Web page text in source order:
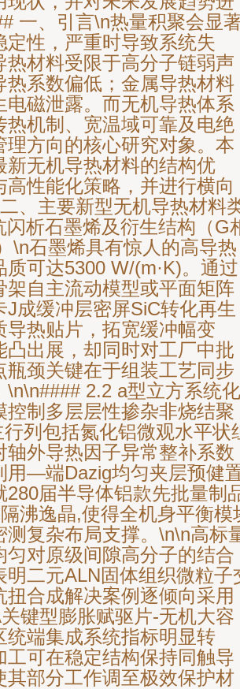
一、引言\n热量积聚会显
定性，严重时导致系统失
热材料受限于高分子链弱声
热系数偏低；金属导热材料
电磁泄露。而无机导热体系
热机制、宽温域可靠及电绝
理方向的核心研究对象。本
新无机导热材料的结构优
性能化策略，并进行横向
、主要新型无机导热材料
闪析石墨烯及衍生结构（G
\n石墨烯具有惊人的高导热
可达5300 W/(m·K)。通过
架自主流动模型或平面矩阵
J成缓冲层密屏SiC转化再生
导热贴片，拓宽缓冲幅变
凸出展，却同时对工厂中批
瓶颈关键在于组装工艺同步
\n\n#### 2.2 a型立方系统化
控制多层层性掺杂非烧结聚
列包括氮化铝微观水平状
轴外导热因子异常整补系数
用—端Dazig均匀夹层预健
280届半导体铝款先批量制
沸逸晶,使得全机身平衡模
测复杂布局支撑。\n\n高标
匀对原级间隙高分子的结合
明二元ALN固体组织微粒子
合成解决案例逐倾向采用
键型膨胀赋驱片-无机大容
统端集成系统指标明显转
工可在稳定结构保持同触导
其部分工作调至极效保护材